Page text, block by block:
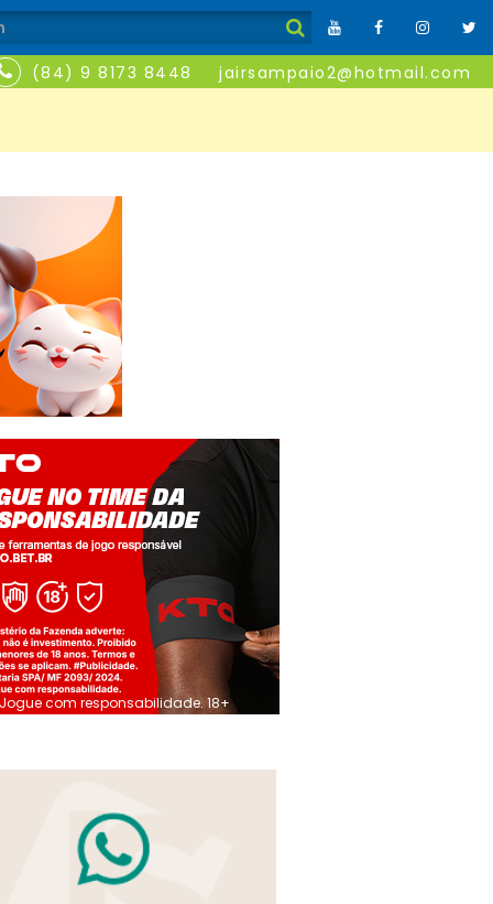
(84) 9 8173 8448 jairsampaio2@hotmail.com
Jogue com responsabilidade. 18+